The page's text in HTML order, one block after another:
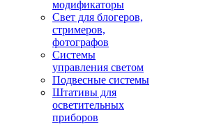
модификаторы
Свет для блогеров,
стримеров,
фотографов
Системы
управления светом
Подвесные системы
Штативы для
осветительных
приборов